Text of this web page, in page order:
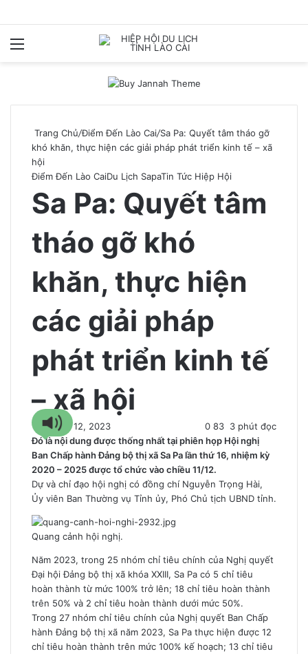
Menu
Trang Chủ/Điểm Đến Lào Cai/Sa Pa: Quyết tâm tháo gỡ
khó khăn, thực hiện các giải pháp phát triển kinh tế – xã
hội
Điểm Đến Lào CaiDu Lịch SapaTin Tức Hiệp Hội
Sa Pa: Quyết tâm
tháo gỡ khó
khăn, thực hiện
các giải pháp
phát triển kinh tế
– xã hội
12 Tháng 12, 2023 0 83 3 phút đọc
Đó là nội dung được thống nhất tại phiên họp Hội nghị
Ban Chấp hành Đảng bộ thị xã Sa Pa lần thứ 16, nhiệm kỳ
2020 – 2025 được tổ chức vào chiều 11/12.
Dự và chỉ đạo hội nghị có đồng chí Nguyễn Trọng Hài,
Ủy viên Ban Thường vụ Tỉnh ủy, Phó Chủ tịch UBND tỉnh.
Quang cảnh hội nghị.
Năm 2023, trong 25 nhóm chỉ tiêu chính của Nghị quyết
Đại hội Đảng bộ thị xã khóa XXIII, Sa Pa có 5 chỉ tiêu
hoàn thành từ mức 100% trở lên; 18 chỉ tiêu hoàn thành
trên 50% và 2 chỉ tiêu hoàn thành dưới mức 50%.
Trong 27 nhóm chỉ tiêu chính của Nghị quyết Ban Chấp
hành Đảng bộ thị xã năm 2023, Sa Pa thực hiện được 12
chỉ tiêu hoàn thành trên mức 100% kế hoạch; 13 chỉ tiêu